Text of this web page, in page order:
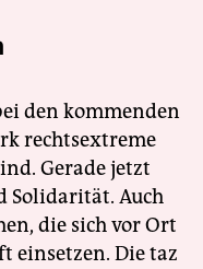
den kommenden
rechtsextreme
Gerade jetzt
Solidarität. Auch
die sich vor Ort
einsetzen. Die taz